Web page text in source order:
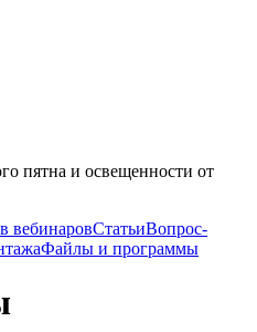
пятна и освещенности от
вебинаровСтатьиВопрос-
Файлы и программы